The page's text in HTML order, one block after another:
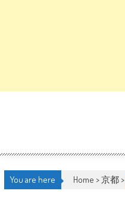
You are here Home >京都>